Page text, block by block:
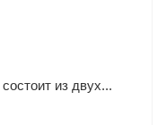
состоит из двух...